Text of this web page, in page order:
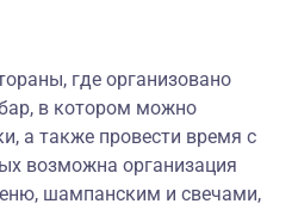
где организовано
в котором можно
а также провести время с
возможна организация
шампанским и свечами,